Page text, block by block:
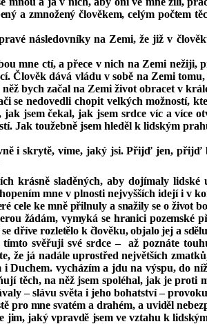
a zmnožený člověkem, celým
následovníky na Zemi, že již v
mne ctí, a přece v nich na Zemi
Člověk dává vládu v sobě na Zemi
bych začal na Zemi život obracet v
se nedovedli chopit velkých možností,
jsem čekal, jak jsem srdce víc a více
Jak toužebně jsem hleděl k lidským
i skrytě, víme, jaký jsi. Přijď jen, přijď
krásně sladěných, aby dojímaly
mne v plnosti nejvyšších idejí i v
cele ke mně přilnuly a snažily se o život
žádám, vymyká se hranici pozemské
dříve rozletělo k člověku, objalo jej a
svěřuji své srdce –
až poznáte
že já nadále uprostřed největších
Duchem. vycházím a jdu na výspu, do
těch, na něž jsem spoléhal, jak je
– slávu světa i jeho bohatství –
mne svatém a drahém, a uviděl
jim, jaký vpravdě jsem ve vztahu k